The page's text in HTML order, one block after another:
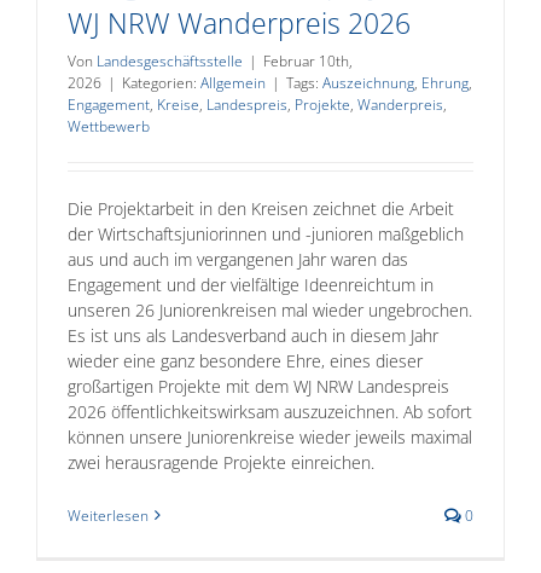
WJ NRW Wanderpreis 2026
Von Landesgeschäftsstelle | Februar 10th,
2026 | Kategorien: Allgemein | Tags: Auszeichnung, Ehrung,
Engagement, Kreise, Landespreis, Projekte, Wanderpreis,
Wettbewerb
Die Projektarbeit in den Kreisen zeichnet die Arbeit
der Wirtschaftsjuniorinnen und -junioren maßgeblich
aus und auch im vergangenen Jahr waren das
Engagement und der vielfältige Ideenreichtum in
unseren 26 Juniorenkreisen mal wieder ungebrochen.
Es ist uns als Landesverband auch in diesem Jahr
wieder eine ganz besondere Ehre, eines dieser
großartigen Projekte mit dem WJ NRW Landespreis
2026 öffentlichkeitswirksam auszuzeichnen. Ab sofort
können unsere Juniorenkreise wieder jeweils maximal
zwei herausragende Projekte einreichen.
Weiterlesen 0